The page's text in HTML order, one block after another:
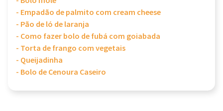
- Empadão de palmito com cream cheese
- Pão de ló de laranja
- Como fazer bolo de fubá com goiabada
- Torta de frango com vegetais
- Queijadinha
- Bolo de Cenoura Caseiro